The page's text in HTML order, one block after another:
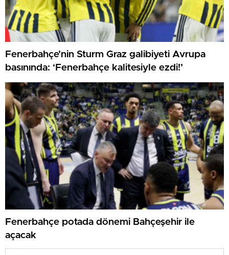
Fenerbahçe’nin Sturm Graz galibiyeti Avrupa
basınında: ‘Fenerbahçe kalitesiyle ezdi!’
Fenerbahçe potada dönemi Bahçeşehir ile
açacak